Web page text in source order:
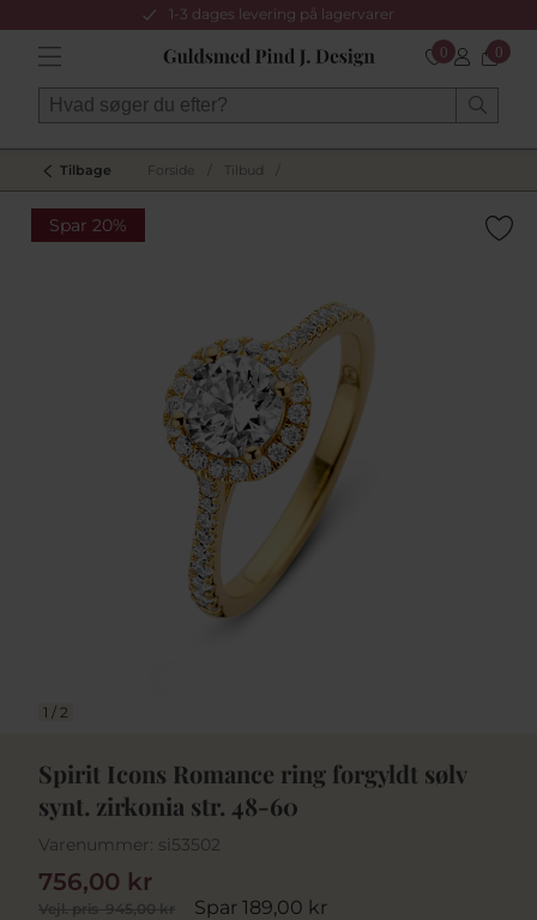
1-3 dages levering på lagervarer
0 0
Tilbage Forside Tilbud
Spar 20%
1 / 2
Spirit Icons Romance ring forgyldt sølv
synt. zirkonia str. 48-60
Varenummer: si53502
Vejl. pris945,00 kr Spar 189,00 kr
756,00 kr